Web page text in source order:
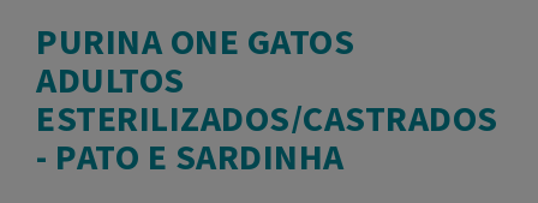
PURINA ONE GATOS
ADULTOS
ESTERILIZADOS/CASTRADOS
- PATO E SARDINHA